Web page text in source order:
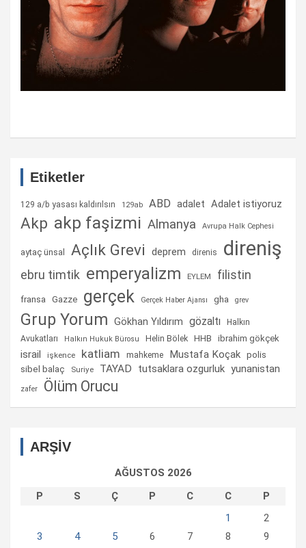
Etiketler
129 a/b yasası kaldırılsın 129ab ABD adalet Adalet istiyoruz
Akp akp faşizmi Almanya Avrupa Halk Cephesi
aytaç ünsal Açlık Grevi deprem direnis direniş
ebru timtik emperyalizm EYLEM filistin
fransa Gazze gerçek Gerçek Haber Ajansı gha grev
Grup Yorum Gökhan Yıldırım gözaltı
Halkın
Avukatları
Halkın Hukuk Bürosu Helin Bölek HHB ibrahim gökçek
israil işkence katliam mahkeme Mustafa Koçak polis
sibel balaç Suriye TAYAD tutsaklara ozgurluk yunanistan
zafer Ölüm Orucu
ARŞİV
AĞUSTOS 2026
P
S Ç P C C
P
1
2
3
4 5 6 7 8
9